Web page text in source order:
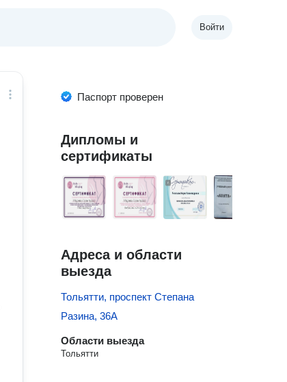
Войти
Паспорт проверен
Дипломы и
сертификаты
Адреса и области
выезда
Тольятти, проспект Степана
Разина, 36А
Области выезда
Тольятти